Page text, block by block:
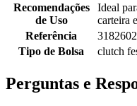
Recomendações
de Uso
Ideal
carteira
Referência
3182602
Tipo de Bolsa
clutch
Perguntas e